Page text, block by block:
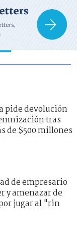
pide devolución
tras
de $500 millones
de empresario
y amenazar de
jugar al "rin